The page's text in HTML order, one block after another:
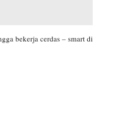
bekerja cerdas – smart di